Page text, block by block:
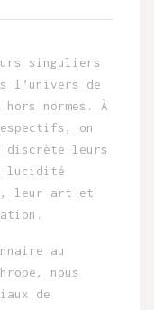
singuliers
l’univers de
normes. À
on
discrète leurs
lucidité
leur art et
au
nous
de